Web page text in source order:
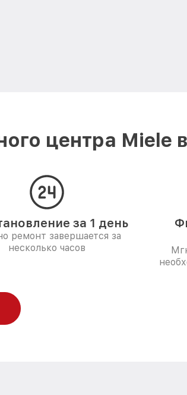
центра Miele
за 1 день
ремонт завершается за
несколько часов